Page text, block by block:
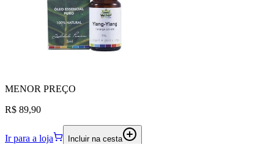
MENOR PREÇO
R$ 89,90
Ir para a loja Incluir na cesta